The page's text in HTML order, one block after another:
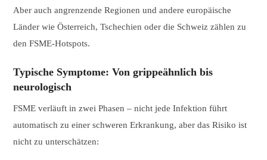
Aber auch angrenzende Regionen und andere europäische
Länder wie Österreich, Tschechien oder die Schweiz zählen zu
den FSME-Hotspots.
Typische Symptome: Von grippeähnlich bis
neurologisch
FSME verläuft in zwei Phasen – nicht jede Infektion führt
automatisch zu einer schweren Erkrankung, aber das Risiko ist
nicht zu unterschätzen: